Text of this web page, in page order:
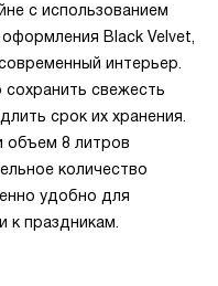
с использованием
Black Velvet,
интерьер.
свежесть
срок их хранения.
объем 8 литров
количество
удобно для
к праздникам.